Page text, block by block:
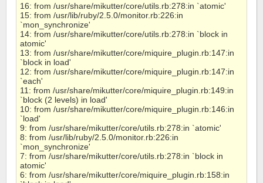
16: from /usr/share/mikutter/core/utils.rb:278:in `atomic'
15: from /usr/lib/ruby/2.5.0/monitor.rb:226:in
`mon_synchronize'
14: from /usr/share/mikutter/core/utils.rb:278:in `block in
atomic'
13: from /usr/share/mikutter/core/miquire_plugin.rb:147:in
`block in load'
12: from /usr/share/mikutter/core/miquire_plugin.rb:147:in
`each'
11: from /usr/share/mikutter/core/miquire_plugin.rb:149:in
`block (2 levels) in load'
10: from /usr/share/mikutter/core/miquire_plugin.rb:146:in
`load'
9: from /usr/share/mikutter/core/utils.rb:278:in `atomic'
8: from /usr/lib/ruby/2.5.0/monitor.rb:226:in
`mon_synchronize'
7: from /usr/share/mikutter/core/utils.rb:278:in `block in
atomic'
6: from /usr/share/mikutter/core/miquire_plugin.rb:158:in